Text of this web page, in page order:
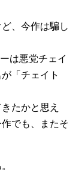
、今作は騙し
は悪党チェイ
「チェイト
たかと思え
でも、またそ